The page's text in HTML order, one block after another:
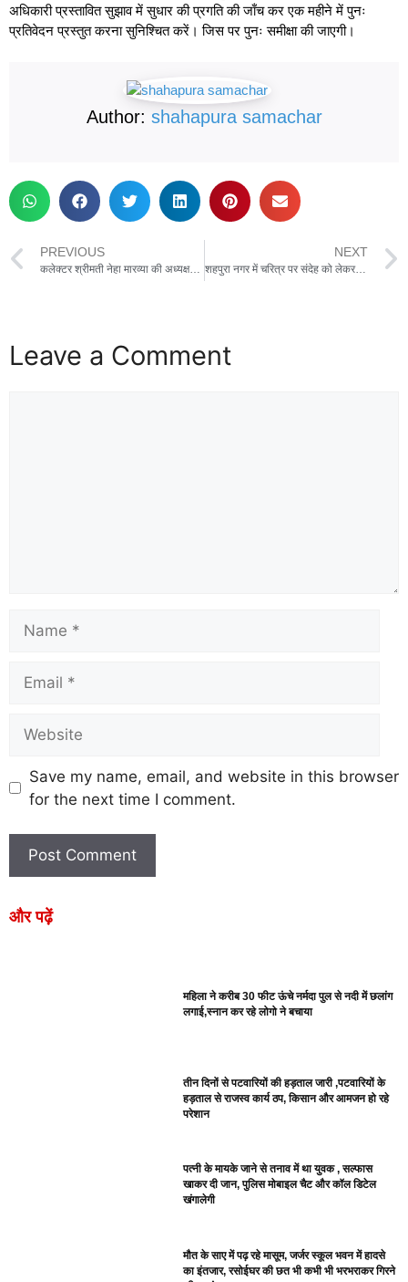
अधिकारी प्रस्तावित सुझाव में सुधार की प्रगति की जाँच कर एक महीने में पुनः
प्रतिवेदन प्रस्तुत करना सुनिश्चित करें। जिस पर पुनः समीक्षा की जाएगी।
Author: shahapura samachar
PREVIOUS
कलेक्टर श्रीमती नेहा मारव्या की अध्यक्षता में खाद्य एवं नागरिक आपूर्ति विभाग की समीक्षा बैठक संपन्न
NEXT
शहपुरा नगर में चरित्र पर संदेह को लेकर पति ने पत्नी को उतारा मौत के घाट , घटना बीती शनिवार रात की ,शहपुरा पुलिस मामले की कर रही जांच
Leave a Comment
Save my name, email, and website in this browser
for the next time I comment.
और पढ़ें
महिला ने करीब 30 फीट ऊंचे नर्मदा पुल से नदी में छलांग
लगाई,स्नान कर रहे लोगो ने बचाया
तीन दिनों से पटवारियों की हड़ताल जारी ,पटवारियों के
हड़ताल से राजस्व कार्य ठप, किसान और आमजन हो रहे
परेशान
पत्नी के मायके जाने से तनाव में था युवक , सल्फास
खाकर दी जान, पुलिस मोबाइल चैट और कॉल डिटेल
खंगालेगी
मौत के साए में पढ़ रहे मासूम, जर्जर स्कूल भवन में हादसे
का इंतजार, रसोईघर की छत भी कभी भी भरभराकर गिरने